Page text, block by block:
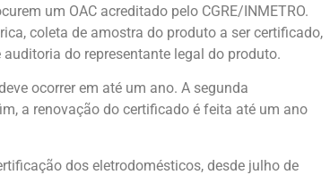
um OAC acreditado pelo CGRE/INMETRO.
coleta de amostra do produto a ser certificado,
do representante legal do produto.
ocorrer em até um ano. A segunda
a renovação do certificado é feita até um ano
dos eletrodomésticos, desde julho de